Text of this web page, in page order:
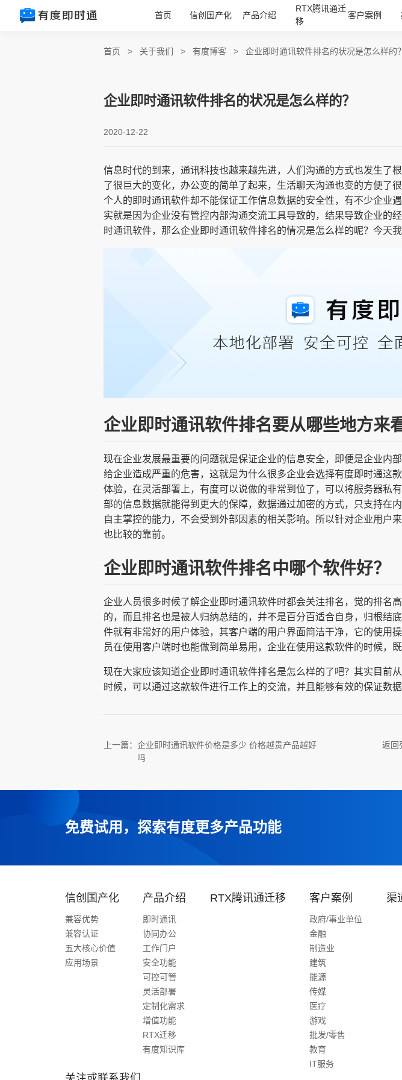
首页 信创国产化 产品介绍
RTX腾讯通迁
移
客户案例
首页 > 关于我们 > 有度博客 > 企业即时通讯软件排名的状况是怎么样的？
企业即时通讯软件排名的状况是怎么样的？
2020-12-22
信息时代的到来，通讯科技也越来越先进，人们沟通的方式也发生了
了很巨大的变化，办公变的简单了起来，生活聊天沟通也变的方便
个人的即时通讯软件却不能保证工作信息数据的安全性，有不少企业
实就是因为企业没有管控内部沟通交流工具导致的，结果导致企业的
时通讯软件，那么企业即时通讯软件排名的情况是怎么样的呢？今天我
企业即时通讯软件排名要从哪些地方来
现在企业发展最重要的问题就是保证企业的信息安全，即便是企业内
给企业造成严重的危害，这就是为什么很多企业会选择有度即时通这
体验，在灵活部署上，有度可以说做的非常到位了，可以将服务器私
部的信息数据就能得到更大的保障，数据通过加密的方式，只支持在
自主掌控的能力，不会受到外部因素的相关影响。所以针对企业用户
也比较的靠前。
企业即时通讯软件排名中哪个软件好？
企业人员很多时候了解企业即时通讯软件时都会关注排名，觉的排名
的，而且排名也是被人归纳总结的，并不是百分百适合自身，归根结
件就有非常好的用户体验，其客户端的用户界面简洁干净，它的使用
员在使用客户端时也能做到简单易用，企业在使用这款软件的时候，
现在大家应该知道企业即时通讯软件排名是怎么样的了吧？其实目前
时候，可以通过这款软件进行工作上的交流，并且能够有效的保证数据
上一篇： 企业即时通讯软件价格是多少 价格越贵产品越好
吗
返回
免费试用，探索有度更多产品功能
信创国产化
兼容优势
兼容认证
五大核心价值
应用场景
产品介绍
即时通讯
协同办公
工作门户
安全功能
可控可管
灵活部署
定制化需求
增值功能
RTX迁移
有度知识库
RTX腾讯通迁移 客户案例
政府/事业单位
金融
制造业
建筑
能源
传媒
医疗
游戏
批发/零售
教育
IT服务
渠